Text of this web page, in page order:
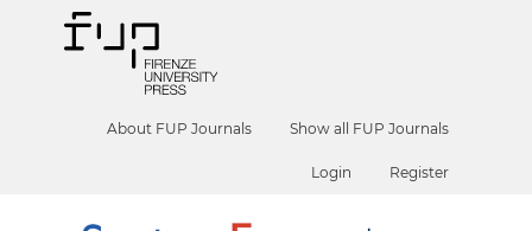
About FUP Journals Show all FUP Journals
Login Register